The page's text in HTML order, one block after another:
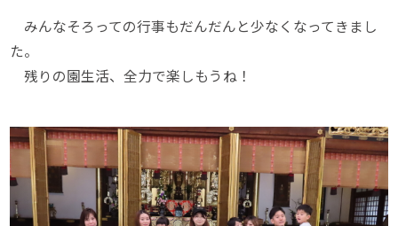
みんなそろっての行事もだんだんと少なくなってきまし
た。
残りの園生活、全力で楽しもうね！